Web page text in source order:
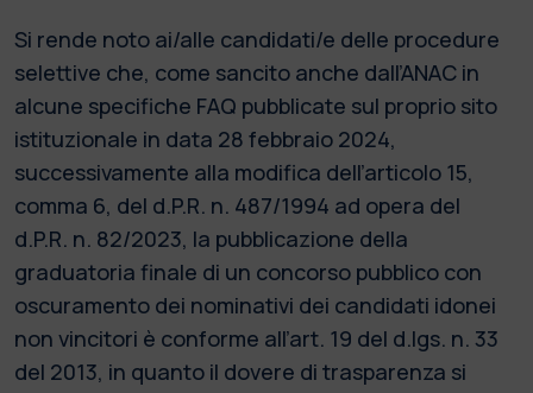
Si rende noto ai/alle candidati/e delle procedure
selettive che, come sancito anche dall’ANAC in
alcune specifiche FAQ pubblicate sul proprio sito
istituzionale in data 28 febbraio 2024,
successivamente alla modifica dell’articolo 15,
comma 6, del d.P.R. n. 487/1994 ad opera del
d.P.R. n. 82/2023, la pubblicazione della
graduatoria finale di un concorso pubblico con
oscuramento dei nominativi dei candidati idonei
non vincitori è conforme all’art. 19 del d.lgs. n. 33
del 2013, in quanto il dovere di trasparenza si